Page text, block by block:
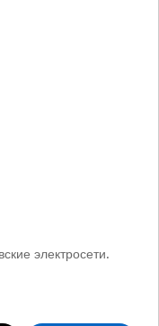
электросети.